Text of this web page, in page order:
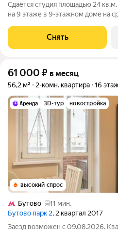
Сдаётся студия площадью 24
на 9 этаже в 9-этажном доме на
Холодильник Кондиционер Дом - панельный, окна выходят на
улицу. В
Снять
61 000 ₽ в месяц
56,2 м² 2-комн. квартира 16
3D-тур новостройка
высокий спрос
Бутово
11 мин.
Бутово парк 2, 2 квартал 2017
Заезд возможен с 09.08.2026.